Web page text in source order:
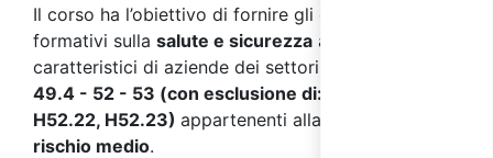
Il corso ha l’obiettivo di fornire gli elementi
formativi sulla salute e sicurezza ai
caratteristici di aziende dei settori
49.4 - 52 - 53 (con esclusione di: H52.21,
H52.22, H52.23) appartenenti alla classe di
rischio medio.